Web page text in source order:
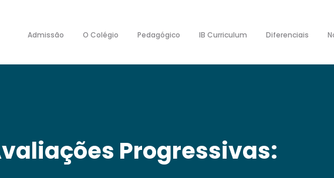
Admissão O Colégio Pedagógico IB Curriculum Diferenciais
Progressivas: